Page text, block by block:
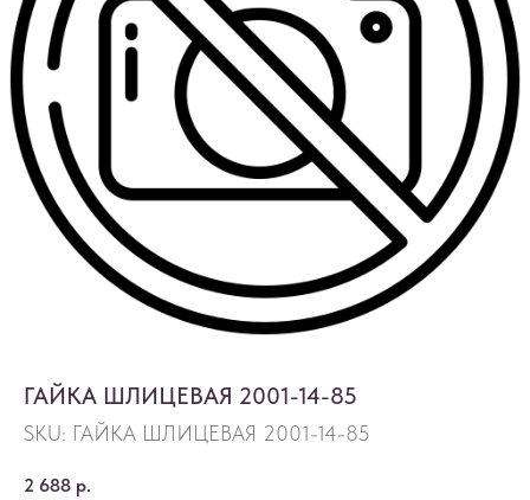
ГАЙКА ШЛИЦЕВАЯ 2001-14-85
SKU: ГАЙКА ШЛИЦЕВАЯ 2001-14-85
2 688 р.